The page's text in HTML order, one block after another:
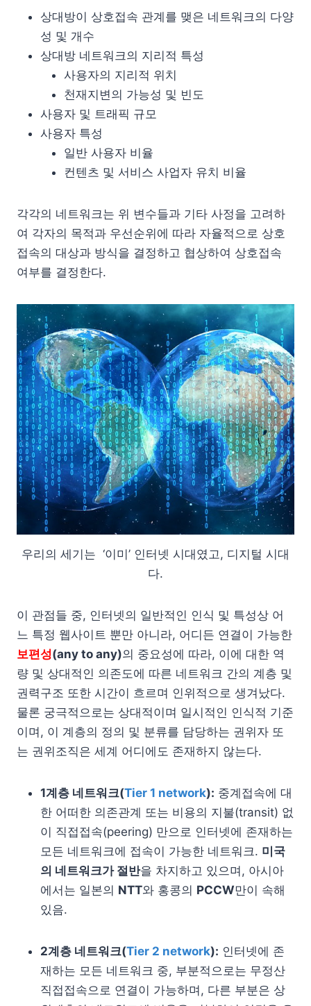
상대방이 상호접속 관계를 맺은 네트워크의 다양
성 및 개수
상대방 네트워크의 지리적 특성
사용자의 지리적 위치
천재지변의 가능성 및 빈도
사용자 및 트래픽 규모
사용자 특성
일반 사용자 비율
컨텐츠 및 서비스 사업자 유치 비율
각각의 네트워크는 위 변수들과 기타 사정을 고려하
여 각자의 목적과 우선순위에 따라 자율적으로 상호
접속의 대상과 방식을 결정하고 협상하여 상호접속
여부를 결정한다.
우리의 세기는 ‘이미’ 인터넷 시대였고, 디지털 시대
다.
이 관점들 중, 인터넷의 일반적인 인식 및 특성상 어
느 특정 웹사이트 뿐만 아니라, 어디든 연결이 가능한
보편성(any to any)의 중요성에 따라, 이에 대한 역
량 및 상대적인 의존도에 따른 네트워크 간의 계층 및
권력구조 또한 시간이 흐르며 인위적으로 생겨났다.
물론 궁극적으로는 상대적이며 일시적인 인식적 기준
이며, 이 계층의 정의 및 분류를 담당하는 권위자 또
는 권위조직은 세계 어디에도 존재하지 않는다.
1계층 네트워크(Tier 1 network): 중계접속에 대
한 어떠한 의존관계 또는 비용의 지불(transit) 없
이 직접접속(peering) 만으로 인터넷에 존재하는
모든 네트워크에 접속이 가능한 네트워크. 미국
의 네트워크가 절반을 차지하고 있으며, 아시아
에서는 일본의 NTT와 홍콩의 PCCW만이 속해
있음.
2계층 네트워크(Tier 2 network): 인터넷에 존
재하는 모든 네트워크 중, 부분적으로는 무정산
직접접속으로 연결이 가능하며, 다른 부분은 상